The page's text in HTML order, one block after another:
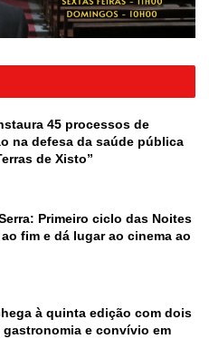
45 processos de
na defesa da saúde pública
de Xisto”
Primeiro ciclo das Noites
fim e dá lugar ao cinema ao
à quinta edição com dois
e convívio em